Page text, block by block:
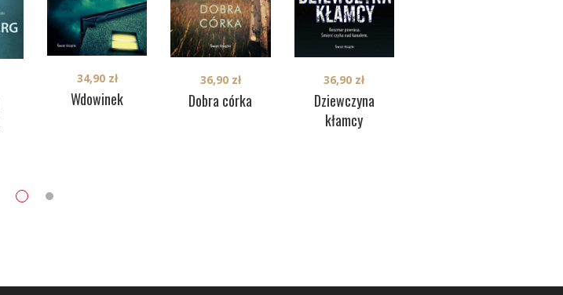
Wdowinek
34,90 zł
Dobra córka
36,90 zł
Dziewczyna
kłamcy
36,90 zł